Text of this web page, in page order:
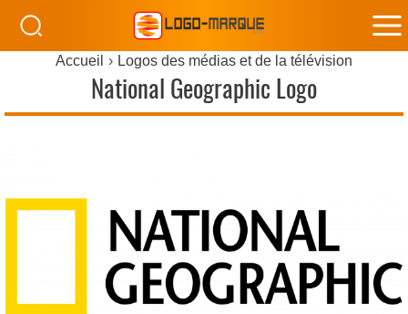
Accueil Logos des médias et de la télévision
National Geographic Logo